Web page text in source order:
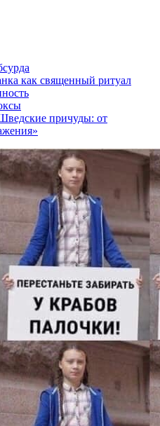
как священный ритуал
причуды: от